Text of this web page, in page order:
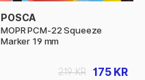
POSCA
MOPR PCM-22 Squeeze
Marker 19 mm
175 KR
219 KR